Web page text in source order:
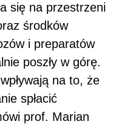
się na przestrzeni
środków
i preparatów
poszły w górę.
na to, że
spłacić
prof. Marian